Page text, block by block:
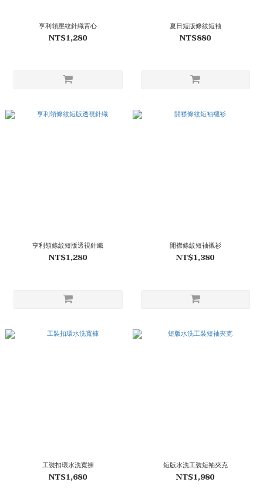
亨利領壓紋針織背心
NT$1,280
夏日短版條紋短袖
NT$880
亨利領條紋短版透視針織
NT$1,280
開襟條紋短袖襯衫
NT$1,380
工裝扣環水洗寬褲
NT$1,680
短版水洗工裝短袖夾克
NT$1,980